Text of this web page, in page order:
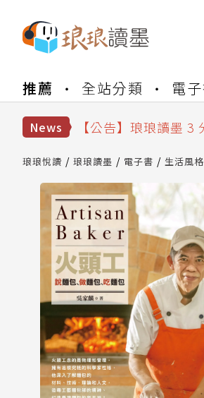
推薦 全站分類 電
News
【公告】琅琅讀墨
【公告】琅琅讀墨
【公告】琅琅讀墨數
琅琅悅讀 琅琅讀墨 電子書 生活風格